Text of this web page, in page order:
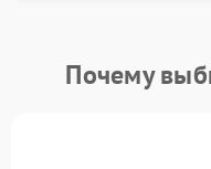
Почему